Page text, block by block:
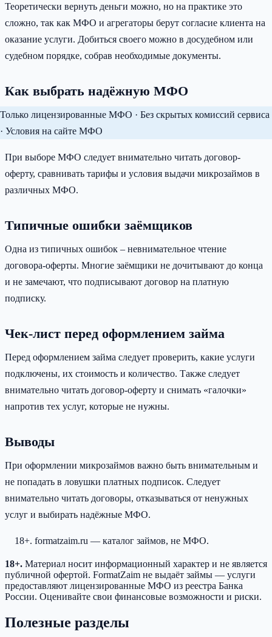
Теоретически вернуть деньги можно, но на практике это
сложно, так как МФО и агрегаторы берут согласие клиента на
оказание услуги. Добиться своего можно в досудебном или
судебном порядке, собрав необходимые документы.
Как выбрать надёжную МФО
Только лицензированные МФО · Без скрытых комиссий сервиса
· Условия на сайте МФО
При выборе МФО следует внимательно читать договор-
оферту, сравнивать тарифы и условия выдачи микрозаймов в
различных МФО.
Типичные ошибки заёмщиков
Одна из типичных ошибок – невнимательное чтение
договора-оферты. Многие заёмщики не дочитывают до конца
и не замечают, что подписывают договор на платную
подписку.
Чек-лист перед оформлением займа
Перед оформлением займа следует проверить, какие услуги
подключены, их стоимость и количество. Также следует
внимательно читать договор-оферту и снимать «галочки»
напротив тех услуг, которые не нужны.
Выводы
При оформлении микрозаймов важно быть внимательным и
не попадать в ловушки платных подписок. Следует
внимательно читать договоры, отказываться от ненужных
услуг и выбирать надёжные МФО.
18+. formatzaim.ru — каталог займов, не МФО.
18+. Материал носит информационный характер и не является
публичной офертой. FormatZaim не выдаёт займы — услуги
предоставляют лицензированные МФО из реестра Банка
России. Оценивайте свои финансовые возможности и риски.
Полезные разделы